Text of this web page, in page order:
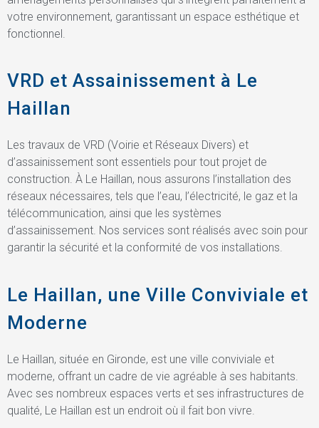
votre environnement, garantissant un espace esthétique et
fonctionnel.
VRD et Assainissement à Le
Haillan
Les travaux de VRD (Voirie et Réseaux Divers) et
d’assainissement sont essentiels pour tout projet de
construction. À Le Haillan, nous assurons l’installation des
réseaux nécessaires, tels que l’eau, l’électricité, le gaz et la
télécommunication, ainsi que les systèmes
d’assainissement. Nos services sont réalisés avec soin pour
garantir la sécurité et la conformité de vos installations.
Le Haillan, une Ville Conviviale et
Moderne
Le Haillan, située en Gironde, est une ville conviviale et
moderne, offrant un cadre de vie agréable à ses habitants.
Avec ses nombreux espaces verts et ses infrastructures de
qualité, Le Haillan est un endroit où il fait bon vivre.